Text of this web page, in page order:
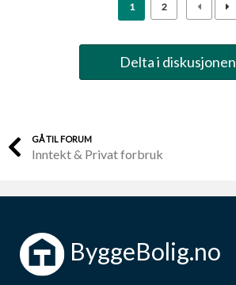
1 2
Delta i diskusjonen
GÅ TIL FORUM
Inntekt & Privat forbruk
ByggeBolig.no